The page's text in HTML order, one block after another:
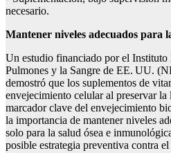
necesario.
Mantener niveles adecuados para
Un estudio financiado por el
Pulmones y la Sangre de EE. UU.
demostró que los suplementos de
envejecimiento celular al preservar
marcador clave del envejecimiento
la importancia de mantener niveles
solo para la salud ósea e
posible estrategia preventiva contra